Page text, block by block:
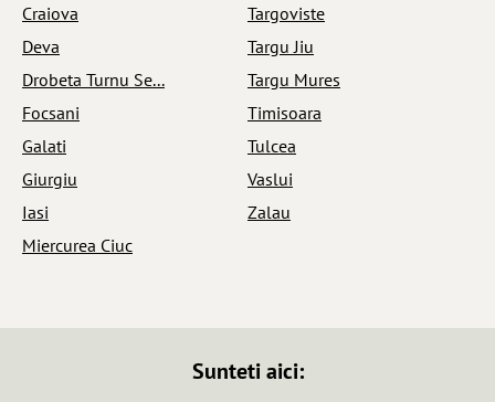
Craiova
Deva
Drobeta Turnu Se...
Focsani
Galati
Giurgiu
Iasi
Miercurea Ciuc
Targoviste
Targu Jiu
Targu Mures
Timisoara
Tulcea
Vaslui
Zalau
Sunteti aici: